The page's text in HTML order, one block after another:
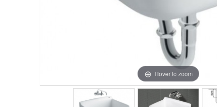
Hover to zoom
Hover to zoom
Hover to zoom